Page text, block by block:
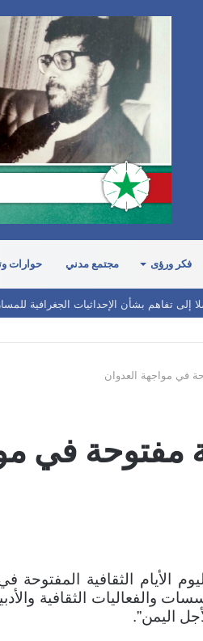
فكر ورؤى مجتمع مدني حوارات
إلى تفاهم بشأن الإحداثيات الجغرافية
في مواجهة العدوان
مفتوحة في
الأيام الثقافية المفتوحة
والفعاليات الثقافية
اليمن”.